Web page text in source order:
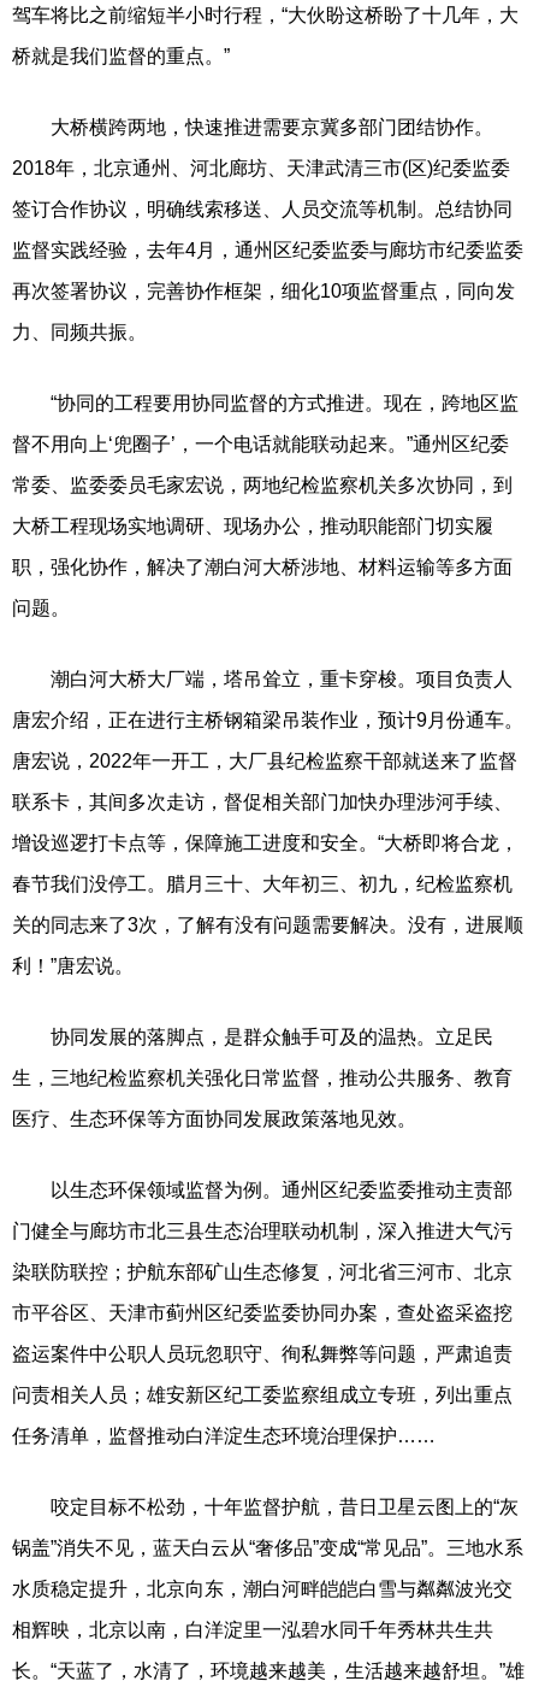
驾车将比之前缩短半小时行程，“大伙盼这桥盼了十几年，大
桥就是我们监督的重点。”
大桥横跨两地，快速推进需要京冀多部门团结协作。
2018年，北京通州、河北廊坊、天津武清三市(区)纪委监委
签订合作协议，明确线索移送、人员交流等机制。总结协同
监督实践经验，去年4月，通州区纪委监委与廊坊市纪委监委
再次签署协议，完善协作框架，细化10项监督重点，同向发
力、同频共振。
“协同的工程要用协同监督的方式推进。现在，跨地区监
督不用向上‘兜圈子’，一个电话就能联动起来。”通州区纪委
常委、监委委员毛家宏说，两地纪检监察机关多次协同，到
大桥工程现场实地调研、现场办公，推动职能部门切实履
职，强化协作，解决了潮白河大桥涉地、材料运输等多方面
问题。
潮白河大桥大厂端，塔吊耸立，重卡穿梭。项目负责人
唐宏介绍，正在进行主桥钢箱梁吊装作业，预计9月份通车。
唐宏说，2022年一开工，大厂县纪检监察干部就送来了监督
联系卡，其间多次走访，督促相关部门加快办理涉河手续、
增设巡逻打卡点等，保障施工进度和安全。“大桥即将合龙，
春节我们没停工。腊月三十、大年初三、初九，纪检监察机
关的同志来了3次，了解有没有问题需要解决。没有，进展顺
利！”唐宏说。
协同发展的落脚点，是群众触手可及的温热。立足民
生，三地纪检监察机关强化日常监督，推动公共服务、教育
医疗、生态环保等方面协同发展政策落地见效。
以生态环保领域监督为例。通州区纪委监委推动主责部
门健全与廊坊市北三县生态治理联动机制，深入推进大气污
染联防联控；护航东部矿山生态修复，河北省三河市、北京
市平谷区、天津市蓟州区纪委监委协同办案，查处盗采盗挖
盗运案件中公职人员玩忽职守、徇私舞弊等问题，严肃追责
问责相关人员；雄安新区纪工委监察组成立专班，列出重点
任务清单，监督推动白洋淀生态环境治理保护……
咬定目标不松劲，十年监督护航，昔日卫星云图上的“灰
锅盖”消失不见，蓝天白云从“奢侈品”变成“常见品”。三地水系
水质稳定提升，北京向东，潮白河畔皑皑白雪与粼粼波光交
相辉映，北京以南，白洋淀里一泓碧水同千年秀林共生共
长。“天蓝了，水清了，环境越来越美，生活越来越舒坦。”雄